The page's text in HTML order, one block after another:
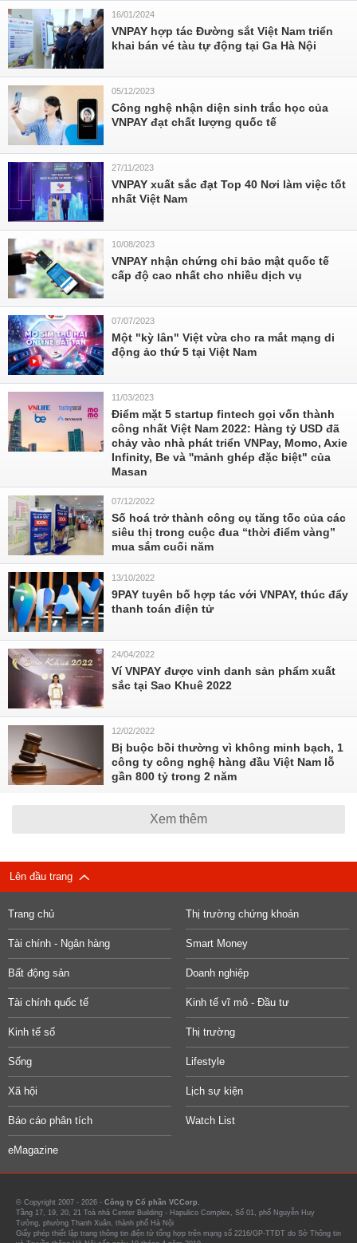
16/01/2024
VNPAY hợp tác Đường sắt Việt Nam triển
khai bán vé tàu tự động tại Ga Hà Nội
05/12/2023
Công nghệ nhận diện sinh trắc học của
VNPAY đạt chất lượng quốc tế
27/11/2023
VNPAY xuất sắc đạt Top 40 Nơi làm việc tốt
nhất Việt Nam
10/08/2023
VNPAY nhận chứng chỉ bảo mật quốc tế
cấp độ cao nhất cho nhiều dịch vụ
07/07/2023
Một "kỳ lân" Việt vừa cho ra mắt mạng di
động ảo thứ 5 tại Việt Nam
11/03/2023
Điểm mặt 5 startup fintech gọi vốn thành
công nhất Việt Nam 2022: Hàng tỷ USD đã
chảy vào nhà phát triển VNPay, Momo, Axie
Infinity, Be và ''mảnh ghép đặc biệt" của
Masan
07/12/2022
Số hoá trở thành công cụ tăng tốc của các
siêu thị trong cuộc đua “thời điểm vàng”
mua sắm cuối năm
13/10/2022
9PAY tuyên bố hợp tác với VNPAY, thúc đẩy
thanh toán điện tử
24/04/2022
Ví VNPAY được vinh danh sản phẩm xuất
sắc tại Sao Khuê 2022
12/02/2022
Bị buộc bồi thường vì không minh bạch, 1
công ty công nghệ hàng đầu Việt Nam lỗ
gần 800 tỷ trong 2 năm
Xem thêm
Lên đầu trang
Trang chủ Thị trường chứng khoán
Tài chính - Ngân hàng Smart Money
Bất động sản Doanh nghiệp
Tài chính quốc tế Kinh tế vĩ mô - Đầu tư
Kinh tế số Thị trường
Sống Lifestyle
Xã hội Lịch sự kiện
Báo cáo phân tích Watch List
eMagazine
© Copyright 2007 - 2026 - Công ty Cổ phần VCCorp.
Tầng 17, 19, 20, 21 Toà nhà Center Building - Hapulico Complex, Số 01, phố Nguyễn Huy
Tưởng, phường Thanh Xuân, thành phố Hà Nội
Giấy phép thiết lập trang thông tin điện tử tổng hợp trên mạng số 2216/GP-TTĐT do Sở Thông tin